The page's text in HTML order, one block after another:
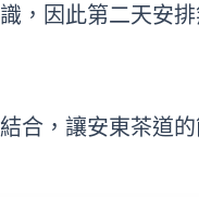
，因此第二天安
合，讓安東茶道